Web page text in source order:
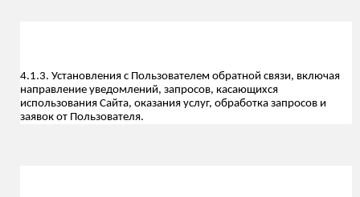
4.1.3. Установления с Пользователем обратной связи, включая
направление уведомлений, запросов, касающихся
использования Сайта, оказания услуг, обработка запросов и
заявок от Пользователя.